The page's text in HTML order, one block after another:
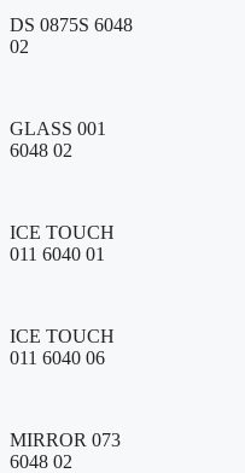
DS 0875S 6048
02
GLASS 001
6048 02
ICE TOUCH
011 6040 01
ICE TOUCH
011 6040 06
MIRROR 073
6048 02